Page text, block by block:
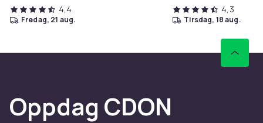
4,4
fredag, 21 aug.
4,3
tirsdag, 18 aug.
Oppdag CDON